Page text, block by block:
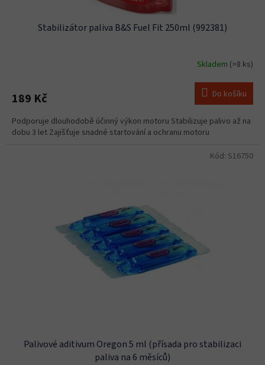
Stabilizátor paliva B&S Fuel Fit 250ml (992381)
Skladem (>8 ks)
189 Kč Do košíku
Podporuje dlouhodobě účinný výkon motoru Stabilizuje palivo až na
dobu 3 let Zajišťuje snadné startování a ochranu motoru
Palivové aditivum Oregon 5 ml (přísada pro stabilizaci
paliva na 6 měsíců)
Kód: S16750